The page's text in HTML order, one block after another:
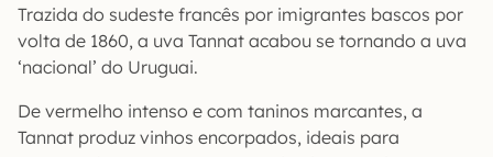
Trazida do sudeste francês por imigrantes bascos por
volta de 1860, a uva Tannat acabou se tornando a uva
‘nacional’ do Uruguai.
De vermelho intenso e com taninos marcantes, a
Tannat produz vinhos encorpados, ideais para